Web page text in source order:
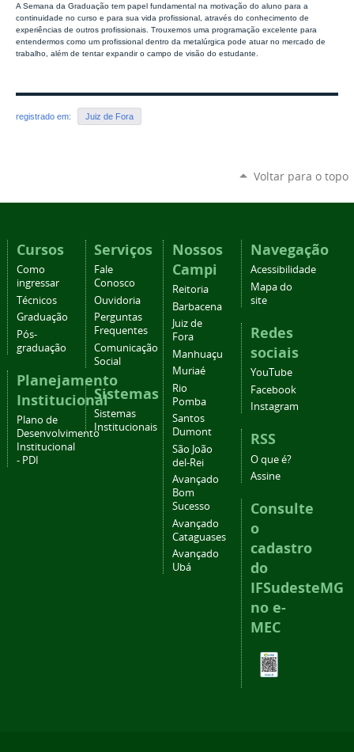
A Semana da Graduação tem papel fundamental na motivação do aluno para a
continuidade no curso e para sua vida profissional, através do conhecimento de
experiências de outros profissionais. Trouxemos uma programação excelente para
entendermos como um profissional dentro da metalúrgica pode atuar no mercado de
trabalho, além de tentar expandir o campo de visão do estudante.
registrado em: Juiz de Fora
Voltar para o topo
Cursos
Como
ingressar
Técnicos
Graduação
Pós-
graduação
Planejamento
Institucional
Plano de
Desenvolvimento
Institucional
- PDI
Serviços
Fale
Conosco
Ouvidoria
Perguntas
Frequentes
Comunicação
Social
Sistemas
Sistemas
Institucionais
Nossos
Campi
Reitoria
Barbacena
Juiz de
Fora
Manhuaçu
Muriaé
Rio
Pomba
Santos
Dumont
São João
del-Rei
Avançado
Bom
Sucesso
Avançado
Cataguases
Avançado
Ubá
Navegação
Acessibilidade
Mapa do
site
Redes
sociais
YouTube
Facebook
Instagram
RSS
O que é?
Assine
Consulte
o
cadastro
do
IFSudesteMG
no e-
MEC